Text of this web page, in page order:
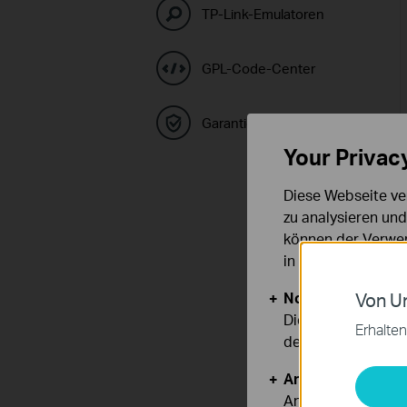
TP-Link-Emulatoren
GPL-Code-Center
Garantie
Von
Your
Diese Webseite
zu analysieren
können der
in unseren
Notwendige
Diese Cookies
deaktiviert werden.
Analyse- und
Analyse-Cookies